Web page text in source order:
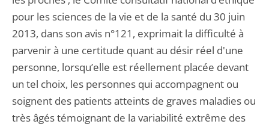
pour les sciences de la vie et de la santé du 30 juin
2013, dans son avis n°121, exprimait la difficulté à
parvenir à une certitude quant au désir réel d'une
personne, lorsqu’elle est réellement placée devant
un tel choix, les personnes qui accompagnent ou
soignent des patients atteints de graves maladies ou
très âgés témoignant de la variabilité extrême des